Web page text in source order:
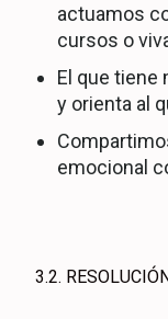
actuamos
cursos o
El que tiene
y orienta al
emocional
3.2.